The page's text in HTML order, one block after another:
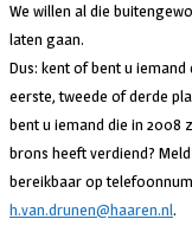
We willen al die
laten gaan.
Dus: kent of bent u
eerste, tweede of derde
bent u iemand die in 2008
brons heeft verdiend?
bereikbaar op
h.van.drunen@haaren.nl.